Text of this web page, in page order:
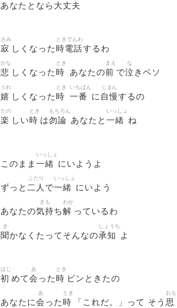
あなたとなら 大丈夫
寂
さみ
しくなった 時電話
ときでんわ
するわ
悲
かな
しくなった 時
とき
あなたの前
まえ
で泣
な
きベソ
嬉
うれ
しくなった 時
とき
一番
いちばん
に 自慢
じまん
するの
楽
たの
しい時
とき
は勿論
もちろん
あなたと 一緒
いっしょ
ね
このまま 一緒
いっしょ
にいようよ
ずっと 二人
ふたり
で一緒
いっしょ
にいよう
あなたの気持
きも
ち解
わか
っているわ
聞
き
かなくたってそんなの承知
しょうち
よ
初
はじ
めて会
あ
った 時
とき
ピンときたの
あなたに会
あ
った 時
とき
「これだ。」って そう 思
おも